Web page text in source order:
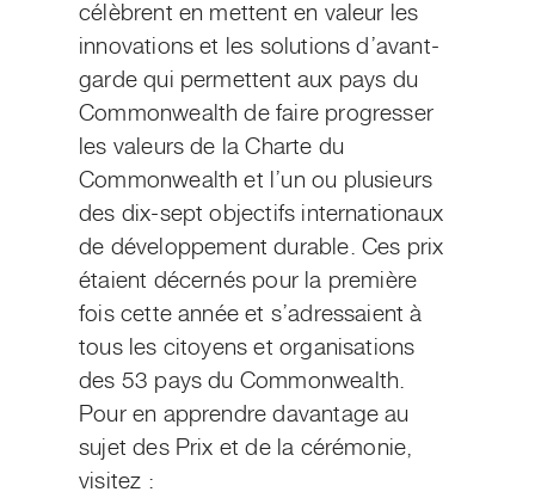
célèbrent en mettent en valeur les
innovations et les solutions d’avant-
garde qui permettent aux pays du
Commonwealth de faire progresser
les valeurs de la Charte du
Commonwealth et l’un ou plusieurs
des dix-sept objectifs internationaux
de développement durable. Ces prix
étaient décernés pour la première
fois cette année et s’adressaient à
tous les citoyens et organisations
des 53 pays du Commonwealth.
Pour en apprendre davantage au
sujet des Prix et de la cérémonie,
visitez :